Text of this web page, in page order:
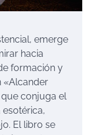
emerge
hacia
formación y
«Alcander
conjuga el
El libro se